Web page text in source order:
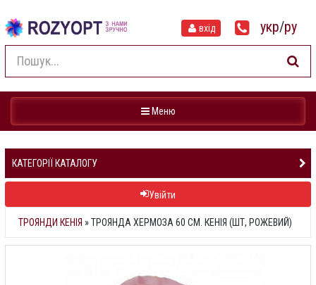
вхід укр/ру
Навігація
Меню
КАТЕГОРІЇ КАТАЛОГУ
Увійти
ТРОЯНДИ КЕНІЯ »ТРОЯНДА ХЕРМОЗА 60 СМ. КЕНІЯ (ШТ, РОЖЕВИЙ)